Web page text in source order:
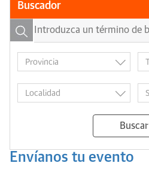
Buscador
Buscar
Envíanos tu evento